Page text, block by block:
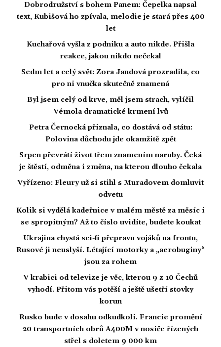
Dobrodružství s bohem Panem: Čepelka napsal
text, Kubišová ho zpívala, melodie je stará přes 400
let
Kuchařová vyšla z podniku a auto nikde. Přišla
reakce, jakou nikdo nečekal
Sedm let a celý svět: Zora Jandová prozradila, co
pro ni vnučka skutečně znamená
Byl jsem celý od krve, měl jsem strach, vylíčil
Vémola dramatické krmení lvů
Petra Černocká přiznala, co dostává od státu:
Polovina důchodu jde okamžitě zpět
Srpen převrátí život třem znamením naruby. Čeká
je štěstí, odměna i změna, na kterou dlouho čekala
Vyřízeno: Fleury už si stihl s Muradovem domluvit
odvetu
Kolik si vydělá kadeřnice v malém městě za měsíc i
se spropitným? Až to číslo uvidíte, budete koukat
Ukrajina chystá sci-fi přepravu vojáků na frontu,
Rusové ji neuslyší. Létající motorky a „aerobuginy“
jsou za rohem
V krabici od televize je věc, kterou 9 z 10 Čechů
vyhodí. Přitom vás potěší a ještě ušetří stovky
korun
Rusko bude v dosahu odkudkoli. Francie promění
20 transportních obrů A400M v nosiče řízených
střel s doletem 9 000 km